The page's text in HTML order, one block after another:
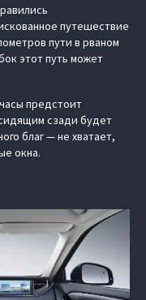
путешествие
пути в рваном
этот путь может
предстоит
сзади будет
благ — не хватает,
окна.